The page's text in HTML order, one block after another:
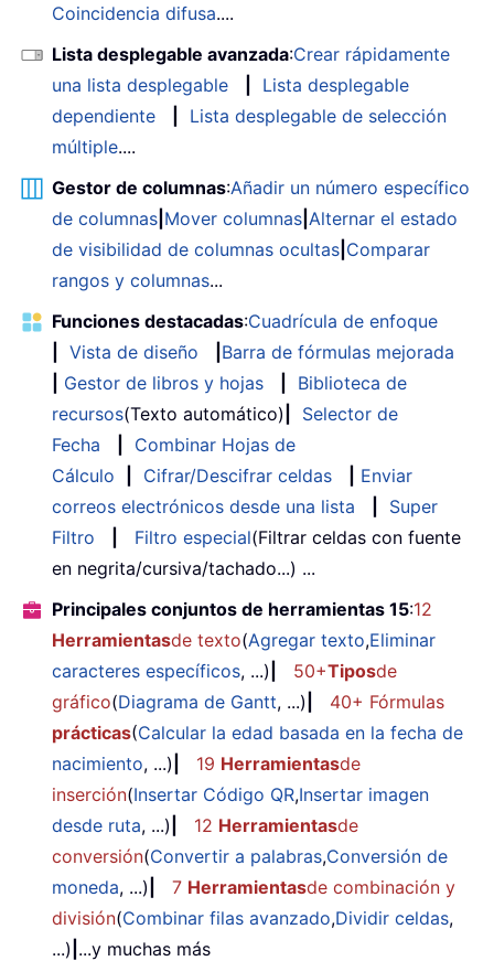
Coincidencia difusa....
Lista desplegable avanzada:Crear rápidamente
una lista desplegable
Lista desplegable
dependiente
Lista desplegable de selección
múltiple....
Gestor de columnas:Añadir un número específico
de columnas Mover columnas Alternar el estado
de visibilidad de columnas ocultas Comparar
rangos y columnas...
Funciones destacadas:Cuadrícula de enfoque
Vista de diseño
Barra de fórmulas mejorada
Gestor de libros y hojas
Biblioteca de
recursos(Texto automático)
Selector de
Fecha
Combinar Hojas de
Cálculo
Cifrar/Descifrar celdas
Enviar
correos electrónicos desde una lista
Super
Filtro
Filtro especial(Filtrar celdas con fuente
en negrita/cursiva/tachado...) ...
Principales conjuntos de herramientas 15:12
Herramientasde texto(Agregar texto,Eliminar
caracteres específicos, ...) 50+Tiposde
gráfico(Diagrama de Gantt, ...)
40+ Fórmulas
prácticas(Calcular la edad basada en la fecha de
nacimiento, ...) 19 Herramientasde
inserción(Insertar Código QR,Insertar imagen
desde ruta, ...) 12 Herramientasde
conversión(Convertir a palabras,Conversión de
moneda, ...) 7 Herramientasde combinación y
división(Combinar filas avanzado,Dividir celdas,
...) ...y muchas más